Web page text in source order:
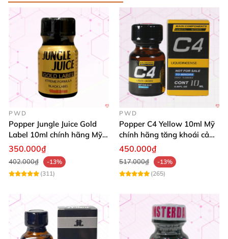
PWD
Popper Jungle Juice Gold
Label 10ml chính hãng Mỹ
USA PWD
350.000₫
402.000₫
-13%
(311)
PWD
Popper C4 Yellow 10ml Mỹ
chính hãng tăng khoái cảm
cực mạnh
450.000₫
517.000₫
-13%
(265)